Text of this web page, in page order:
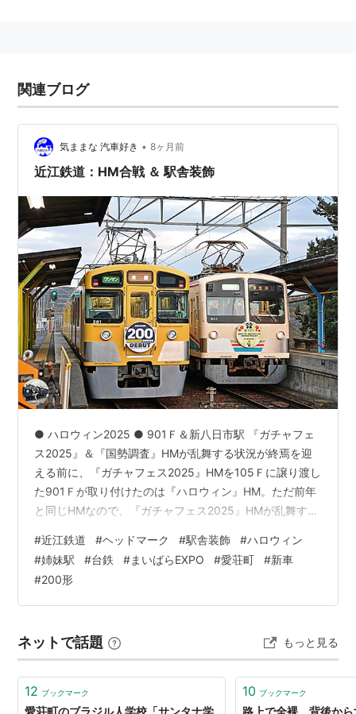
25425-8
関連ブログ
気ままな 汽車好き • 8ヶ月前
近江鉄道：HM合戦 ＆ 駅舎装飾
● ハロウィン2025 ● 901Ｆ＆新八日市駅 『ガチャフェ
ス2025』＆『国勢調査』HMが乱舞する状況が終焉を迎
える前に、『ガチャフェス2025』HMを105Ｆに譲り渡し
た901Ｆが取り付けたのは『ハロウィン』HM。ただ前年
と同じHMなので、『ガチャフェス2025』HMが乱舞する
野－大学前 2025.10/16 6:55）動画はこちら ⇨ 結局撮っ
たのはこの２回だけで乗れず終い。30日の取付期間中の
うち、18日しか営業運転しなかったしなぁ。 （5905レ
太郎坊宮前－市辺 2025.11/6 7:14）動画はこちら ⇨ 今年
#近江鉄道 #ヘッドマーク #駅舎装飾 #ハロウィン
#姉妹駅 #台鉄 #まいばらEXPO #愛荘町 #新車
#200形
ネットで話題 もっと見る
12 ブックマーク
愛荘町のブラジル人学校「サンタナ学
10 ブックマーク
路上で全裸、背後か